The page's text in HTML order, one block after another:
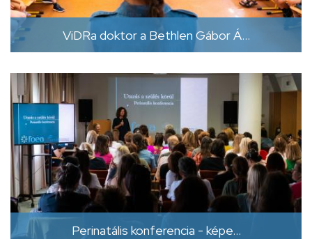
ViDRa doktor a Bethlen Gábor Á…
Perinatális konferencia - képe…